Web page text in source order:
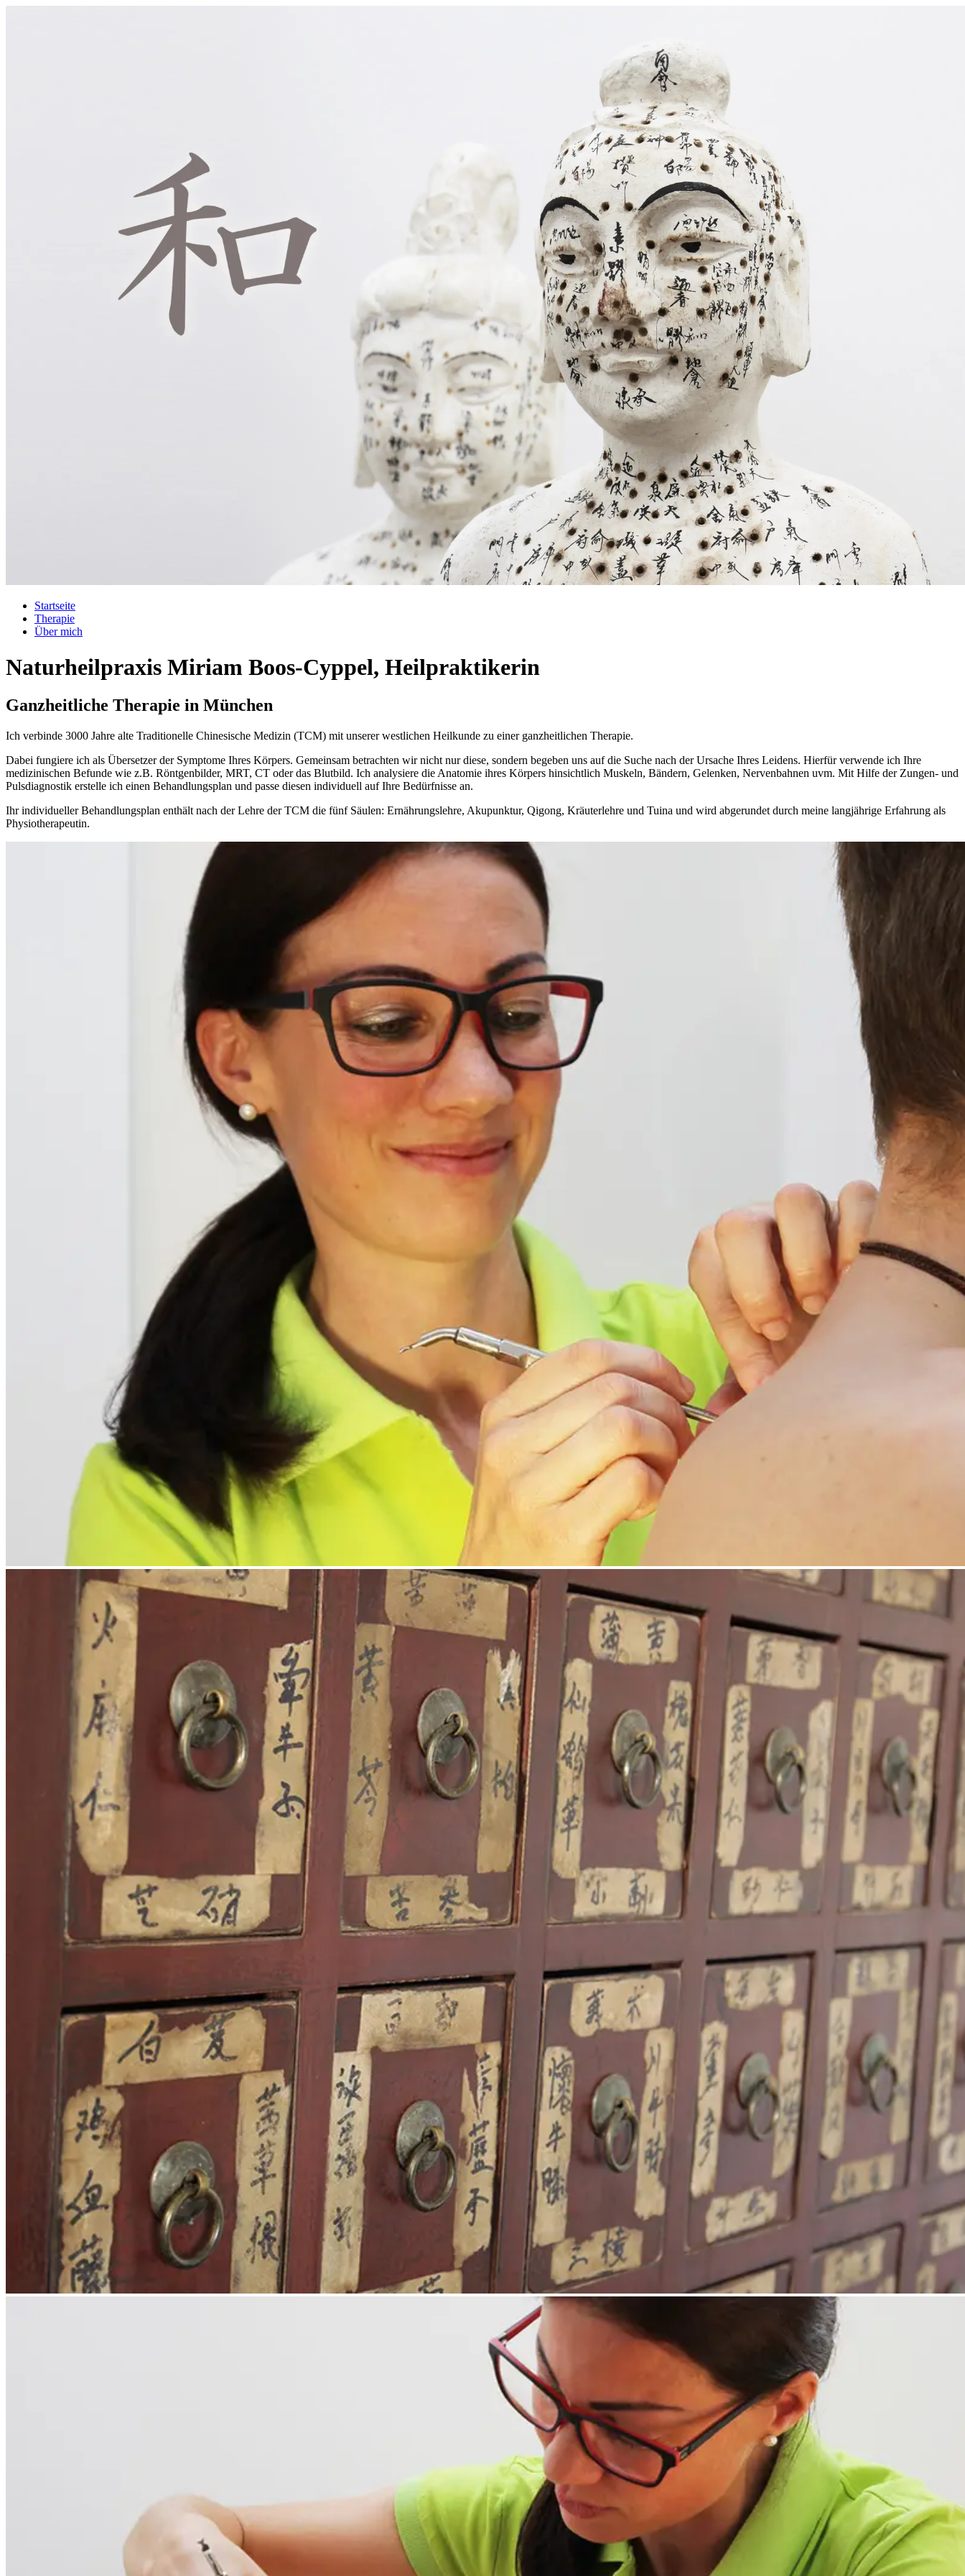
Startseite
Therapie
Über mich
Naturheilpraxis Miriam Boos-Cyppel, Heilpraktikerin
Ganzheitliche Therapie in München
Ich verbinde 3000 Jahre alte Traditionelle Chinesische Medizin (TCM) mit unserer westlichen Heilkunde zu einer ganzheitlichen Therapie.
Dabei fungiere ich als Übersetzer der Symptome Ihres Körpers. Gemeinsam betrachten wir nicht nur diese, sondern begeben uns auf die Suche nach der Ursache Ihres Leidens. Hierfür verwende ich Ihre
medizinischen Befunde wie z.B. Röntgenbilder, MRT, CT oder das Blutbild. Ich analysiere die Anatomie ihres Körpers hinsichtlich Muskeln, Bändern, Gelenken, Nervenbahnen uvm. Mit Hilfe der Zungen- und
Pulsdiagnostik erstelle ich einen Behandlungsplan und passe diesen individuell auf Ihre Bedürfnisse an.
Ihr individueller Behandlungsplan enthält nach der Lehre der TCM die fünf Säulen: Ernährungslehre, Akupunktur, Qigong, Kräuterlehre und Tuina und wird abgerundet durch meine langjährige Erfahrung als
Physiotherapeutin.